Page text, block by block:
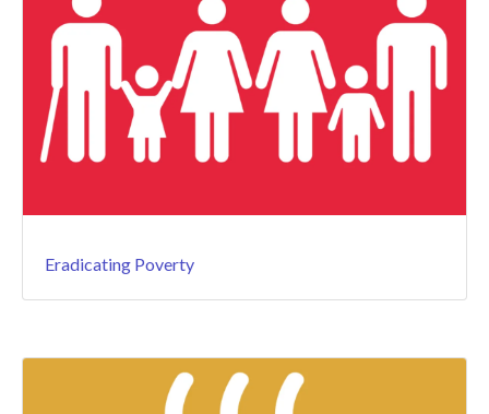
Eradicating Poverty